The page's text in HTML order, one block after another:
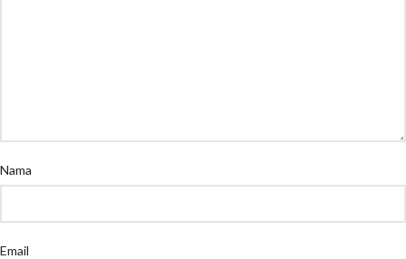
Nama
Email